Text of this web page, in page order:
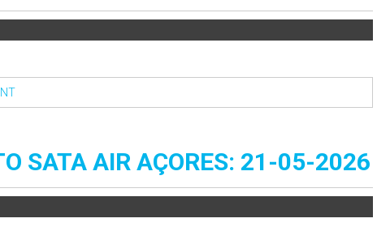
SATA AIR AÇORES: 21-05-2026